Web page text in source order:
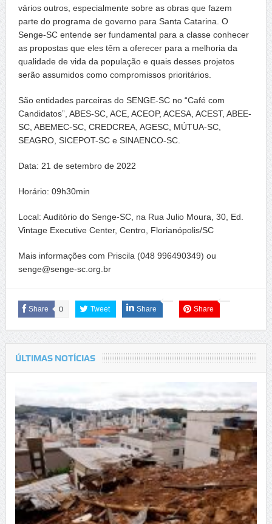
vários outros, especialmente sobre as obras que fazem
parte do programa de governo para Santa Catarina. O
Senge-SC entende ser fundamental para a classe conhecer
as propostas que eles têm a oferecer para a melhoria da
qualidade de vida da população e quais desses projetos
serão assumidos como compromissos prioritários.
São entidades parceiras do SENGE-SC no “Café com
Candidatos”, ABES-SC, ACE, ACEOP, ACESA, ACEST, ABEE-
SC, ABEMEC-SC, CREDCREA, AGESC, MÚTUA-SC,
SEAGRO, SICEPOT-SC e SINAENCO-SC.
Data: 21 de setembro de 2022
Horário: 09h30min
Local: Auditório do Senge-SC, na Rua Julio Moura, 30, Ed.
Vintage Executive Center, Centro, Florianópolis/SC
Mais informações com Priscila (048 996490349) ou
senge@senge-sc.org.br
Share 0 Tweet Share Share
ÚLTIMAS NOTÍCIAS